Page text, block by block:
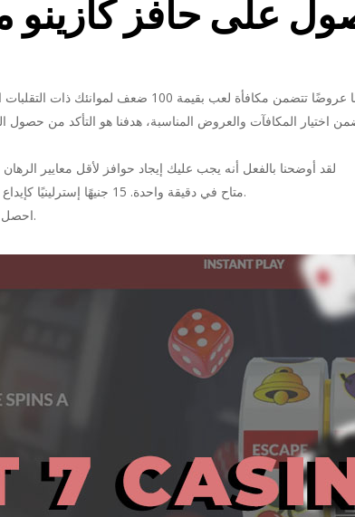
اختيار المكافآت والعروض المناسبة، هدفنا هو التأكد من
لقد أوضحنا بالفعل أنه يجب عليك إيجاد حوافز لأقل معايير الرهان
مرحباً، جرب دليل 70 من Dead Incentive Revolves متاح في دقيقة واحدة. 15 جنيهًا إسترلينيًا كإيداع أولي.
احصل على 88 دورة مجانية تمامًا من كازينو 888 المحلي للتسجيل.